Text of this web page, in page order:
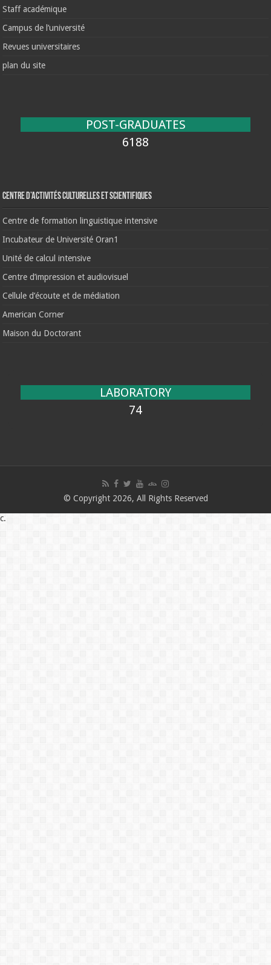
Staff académique
Campus de l’université
Revues universitaires
plan du site
POST-GRADUATES
6188
Centre d’activités culturelles et scientifiques
Centre de formation linguistique intensive
Incubateur de Université Oran1
Unité de calcul intensive
Centre d’impression et audiovisuel
Cellule d’écoute et de médiation
American Corner
Maison du Doctorant
LABORATORY
74
© Copyright 2026, All Rights Reserved
c.